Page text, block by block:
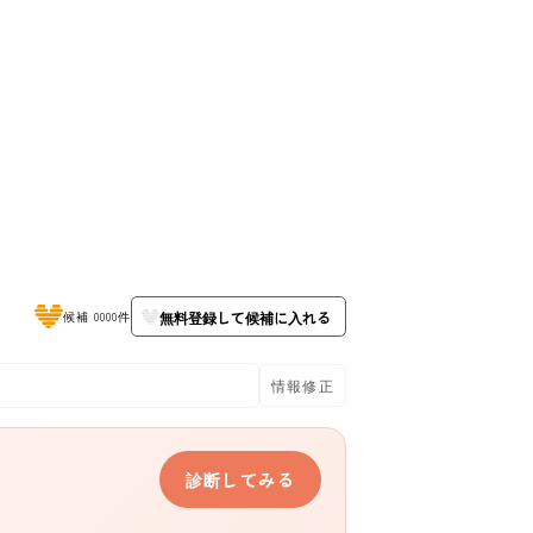
候補 0000件 無料登録して候補に入れる
情報修正
診断してみる